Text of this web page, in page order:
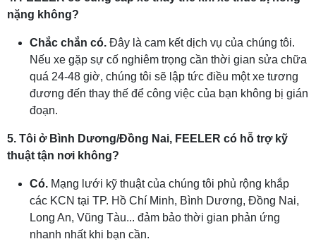
nặng không?
Chắc chắn có. Đây là cam kết dịch vụ của chúng tôi.
Nếu xe gặp sự cố nghiêm trọng cần thời gian sửa chữa
quá 24-48 giờ, chúng tôi sẽ lập tức điều một xe tương
đương đến thay thế để công việc của bạn không bị gián
đoạn.
5. Tôi ở Bình Dương/Đồng Nai, FEELER có hỗ trợ kỹ
thuật tận nơi không?
Có. Mạng lưới kỹ thuật của chúng tôi phủ rộng khắp
các KCN tại TP. Hồ Chí Minh, Bình Dương, Đồng Nai,
Long An, Vũng Tàu... đảm bảo thời gian phản ứng
nhanh nhất khi bạn cần.